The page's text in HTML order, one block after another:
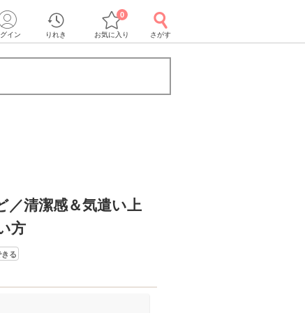
イン りれき お気に入り
0
さがす
／清潔感＆気遣い上
方
る